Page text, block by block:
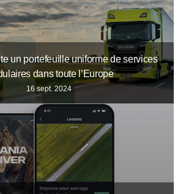
un portefeuille uniforme de services
dans toute l’Europe
16 sept. 2024